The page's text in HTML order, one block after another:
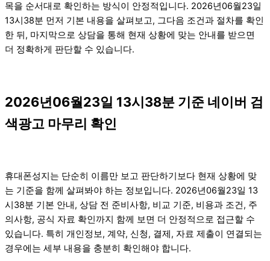
목을 순서대로 확인하는 방식이 안정적입니다. 2026년06월23일
13시38분 먼저 기본 내용을 살펴보고, 그다음 조건과 절차를 확인
한 뒤, 마지막으로 상담을 통해 현재 상황에 맞는 안내를 받으면
더 정확하게 판단할 수 있습니다.
2026년06월23일 13시38분 기준 네이버 검
색광고 마무리 확인
휴대폰성지는 단순히 이름만 보고 판단하기보다 현재 상황에 맞
는 기준을 함께 살펴봐야 하는 정보입니다. 2026년06월23일 13
시38분 기본 안내, 상담 전 준비사항, 비교 기준, 비용과 조건, 주
의사항, 공식 자료 확인까지 함께 보면 더 안정적으로 접근할 수
있습니다. 특히 개인정보, 계약, 신청, 결제, 자료 제출이 연결되는
경우에는 세부 내용을 충분히 확인해야 합니다.